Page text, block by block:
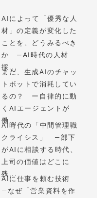
AIによって「優秀な人
材」の定義が変化した
ことを、どうみるべき
か —AI時代の人材
採...
まだ、生成AIのチャッ
トボットで消耗してい
るの？ ー自律的に動
くAIエージェントが
働...
AI時代の「中間管理職
クライシス」 —部下
がAIに相談する時代、
上司の価値はどこに
残...
AIに仕事を頼む技術
—なぜ「営業資料を作